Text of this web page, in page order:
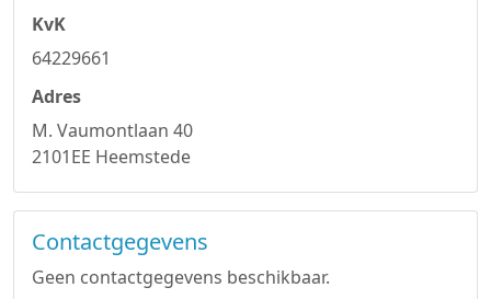
KvK
64229661
Adres
M. Vaumontlaan 40
2101EE Heemstede
Contactgegevens
Geen contactgegevens beschikbaar.